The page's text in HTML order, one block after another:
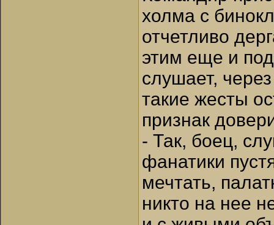
холма с
отчетливо
этим еще и
слушает,
такие жесты
признак
- Так, боец,
фанатики
мечтать,
никто на нее